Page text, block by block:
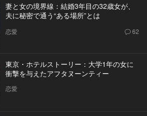
妻と女の境界線：結婚3年目の32歳女が、
夫に秘密で通う“ある場所”とは
恋愛 62
東京・ホテルストーリー：大学1年の女に
衝撃を与えたアフタヌーンティー
恋愛